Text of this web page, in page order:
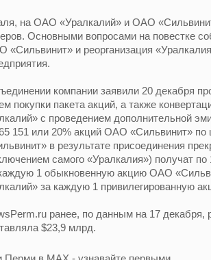
на ОАО «Уралкалий» и ОАО
Основными вопросами на повестке
«Сильвинит» и реорганизация
компании заявили 20 декабря
покупки пакета акций, а также
с проведением дополнительной
151 или 20% акций ОАО «Сильвинит»
в результате присоединения
самого «Уралкалия») получат
1 обыкновенную акцию ОАО
за каждую 1 привилегированную
ранее, по данным на 17 декабря,
$23,9 млрд.